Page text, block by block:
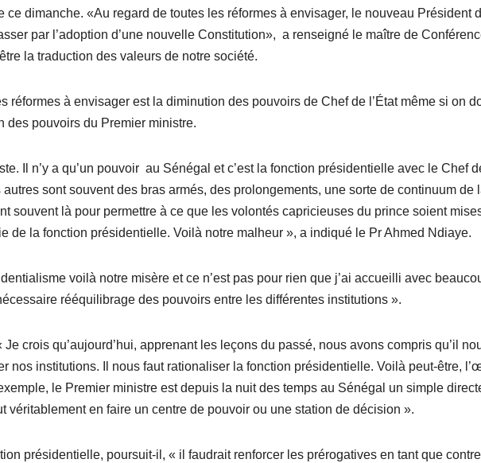
ce dimanche. «Au regard de toutes les réformes à envisager, le nouveau Président
par l’adoption d’une nouvelle Constitution», a renseigné le maître de
la traduction des valeurs de notre société.
réformes à envisager est la diminution des pouvoirs de Chef de l’État même si on
des pouvoirs du Premier ministre.
Il n’y a qu’un pouvoir au Sénégal et c’est la fonction présidentielle avec le Chef
autres sont souvent des bras armés, des prolongements, une sorte de continuum de
souvent là pour permettre à ce que les volontés capricieuses du prince soient
de la fonction présidentielle. Voilà notre malheur », a indiqué le Pr Ahmed Ndiaye.
voilà notre misère et ce n’est pas pour rien que j’ai accueilli avec
rééquilibrage des pouvoirs entre les différentes institutions ».
crois qu’aujourd’hui, apprenant les leçons du passé, nous avons compris qu’il
nos institutions. Il nous faut rationaliser la fonction présidentielle. Voilà peut-être,
le Premier ministre est depuis la nuit des temps au Sénégal un simple
véritablement en faire un centre de pouvoir ou une station de décision ».
présidentielle, poursuit-il, « il faudrait renforcer les prérogatives en tant que